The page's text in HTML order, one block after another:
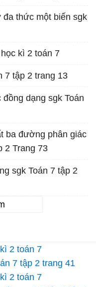
đa thức một biến sgk
kì 2 toán 7
7 tập 2 trang 13
dạng sgk Toán
ba đường phân giác
2 Trang 73
sgk Toán 7 tập 2
2 toán 7
7 tập 2 trang 41
2 toán 7